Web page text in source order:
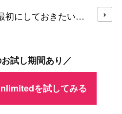
Visual Studio Codeで最初にしておきたいオススメ設定
試し期間あり／
を試してみる